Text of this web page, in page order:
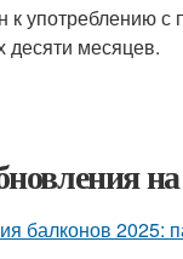
к употреблению с
десяти месяцев.
балконов 2025: